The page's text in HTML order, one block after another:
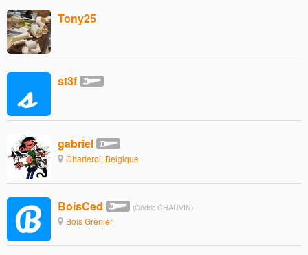
Tony25
st3f
gabriel
Charleroi, Belgique
BoisCed (Cédric CHAUVIN)
Bois Grenier